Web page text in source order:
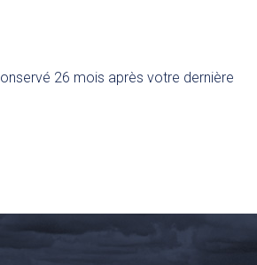
26 mois après votre dernière